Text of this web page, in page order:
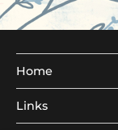
Home
Links